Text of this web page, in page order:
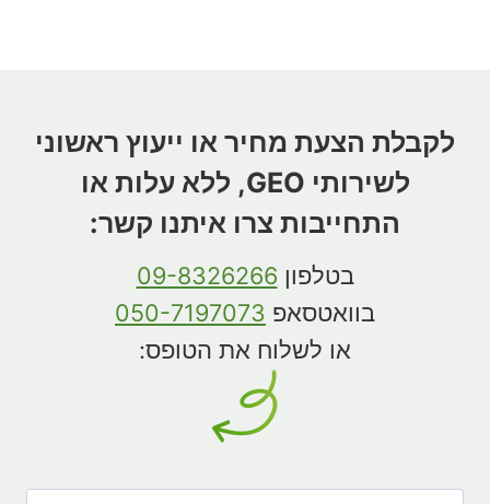
לקבלת הצעת מחיר או ייעוץ ראשוני
לשירותי GEO, ללא עלות או
התחייבות צרו איתנו קשר:
בטלפון 09-8326266
בוואטסאפ 050-7197073
או לשלוח את הטופס: